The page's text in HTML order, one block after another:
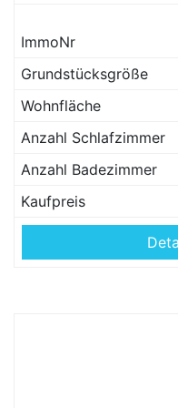
ImmoNr
Grundstücksgröße
Wohnfläche
Anzahl Schlafzimmer
Anzahl Badezimmer
Kaufpreis